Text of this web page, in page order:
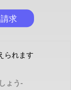
られます
ょう-